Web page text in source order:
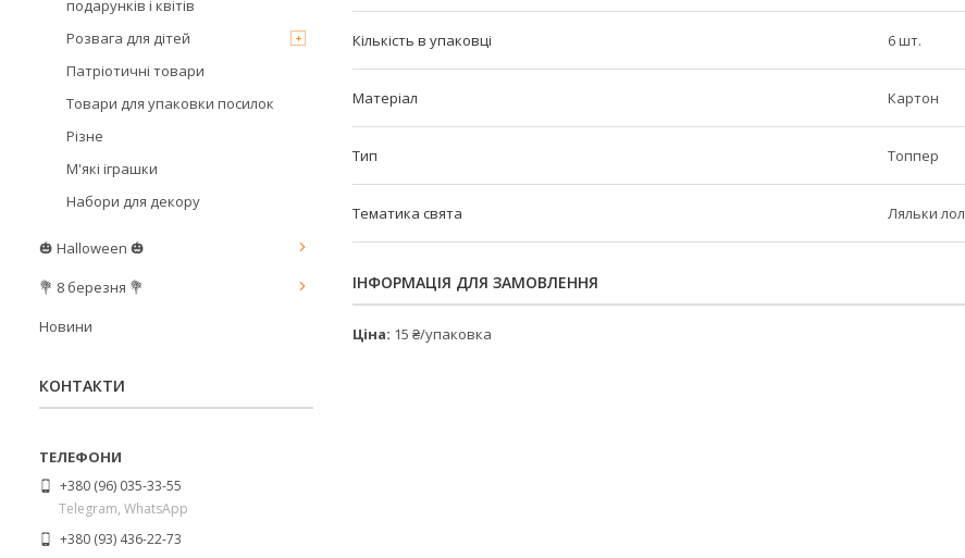
Кількість в упаковці 6 шт.
Матеріал Картон
Тип Топпер
Тематика свята Ляльки лол
ІНФОРМАЦІЯ ДЛЯ ЗАМОВЛЕННЯ
Ціна: 15 ₴/упаковка
подарунків і квітів
Розвага для дітей
Патріотичні товари
Товари для упаковки посилок
Різне
М'які іграшки
Набори для декору
🎃 Halloween 🎃
💐 8 березня 💐
Новини
КОНТАКТИ
+380 (96) 035-33-55
Telegram, WhatsApp
+380 (93) 436-22-73